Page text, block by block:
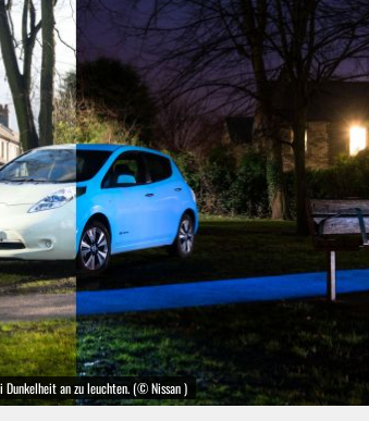
Dunkelheit an zu leuchten. (© Nissan )